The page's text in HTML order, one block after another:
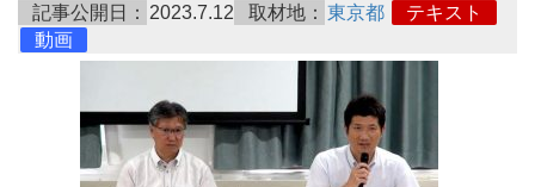
記事公開日： 2023.7.12 取材地： 東京都
テキスト
動画